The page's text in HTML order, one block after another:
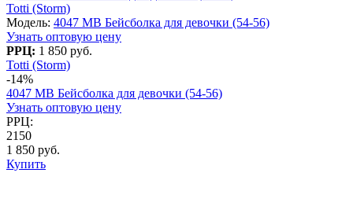
Totti (Storm)
Модель: 4047 МВ Бейсболка для девочки (54-56)
Узнать оптовую цену
РРЦ: 1 850 руб.
Totti (Storm)
-14%
4047 МВ Бейсболка для девочки (54-56)
Узнать оптовую цену
РРЦ:
2150
1 850 руб.
Купить